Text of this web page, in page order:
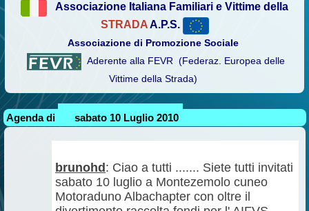
Associazione Italiana Familiari e Vittime della
STRADAA.P.S.
Associazione di Promozione Sociale
Aderente alla FEVR (Federaz. Europea delle
Vittime della Strada)
Agenda di sabato 10 Luglio 2010
brunohd : Ciao a tutti ....... Siete tutti invitati
sabato 10 luglio a Montezemolo cuneo
Motoraduno Albachapter con oltre il